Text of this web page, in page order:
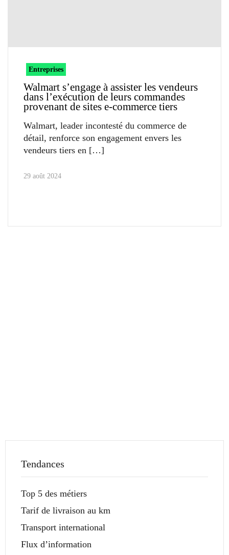
Entreprises
Walmart s’engage à assister les vendeurs
dans l’exécution de leurs commandes
provenant de sites e-commerce tiers
Walmart, leader incontesté du commerce de
détail, renforce son engagement envers les
vendeurs tiers en
29 août 2024
Tendances
Top 5 des métiers
Tarif de livraison au km
Transport international
Flux d’information